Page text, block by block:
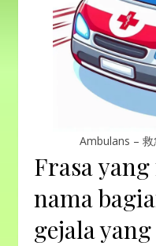
Ambulans –
Frasa
nama
gejala